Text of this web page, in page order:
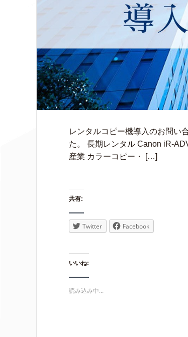
レンタルコピー機導入のお問い
た。 長期レンタル Canon iR-
産業 カラーコピー・ […]
共有:
Twitter Facebook
いいね:
読み込み中...